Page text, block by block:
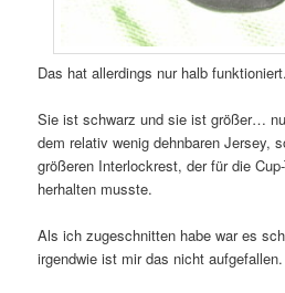
Das hat allerdings nur halb funktioniert.
Sie ist schwarz und sie ist größer…
dem relativ wenig dehnbaren Jersey,
größeren Interlockrest, der für die
herhalten musste.
Als ich zugeschnitten habe war es
irgendwie ist mir das nicht aufgefallen.